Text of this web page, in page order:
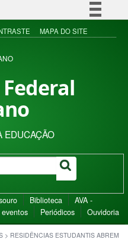
Simplifique!
Acesso à informação
MAPA DO SITE
EDUCAÇÃO
Biblioteca
AVA -
Periódicos Ouvidoria
> RESIDÊNCIAS ESTUDANTIS ABREM